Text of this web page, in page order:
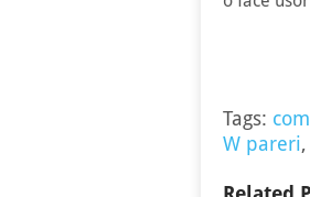
Tags:
W pareri,